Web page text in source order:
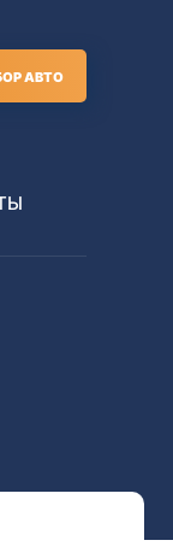
АВТО